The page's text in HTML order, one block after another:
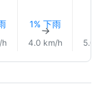
h
1% 下雨
↑
4.0 km/h 5.0